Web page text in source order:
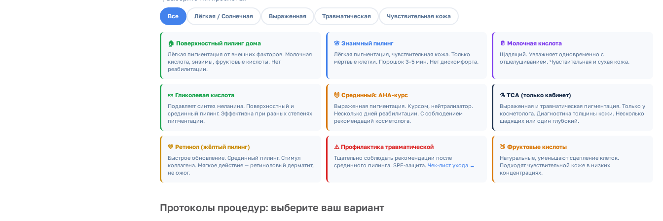
Все Лёгкая / Солнечная Выраженная Травматическая Чувствительная кожа
🏠 Поверхностный пилинг дома
Лёгкая пигментация от внешних факторов. Молочная
кислота, энзимы, фруктовые кислоты. Нет
реабилитации.
🌸 Энзимный пилинг
Лёгкая пигментация, чувствительная кожа. Только
мёртвые клетки. Порошок 3–5 мин. Нет дискомфорта.
🥛 Молочная кислота
Щадящий. Увлажняет одновременно с
отшелушиванием. Чувствительная и сухая кожа.
🍬 Гликолевая кислота
Подавляет синтез меланина. Поверхностный и
срединный пилинг. Эффективна при разных степенях
пигментации.
💆 Срединный: AHA-курс
Выраженная пигментация. Курсом, нейтрализатор.
Несколько дней реабилитации. С соблюдением
рекомендаций косметолога.
⚗️ ТСА (только кабинет)
Выраженная и травматическая пигментация. Только у
косметолога. Диагностика толщины кожи. Несколько
щадящих или один глубокий.
💛 Ретинол (жёлтый пилинг)
Быстрое обновление. Срединный пилинг. Стимул
коллагена. Мягкое действие — ретиноловый дерматит,
не ожог.
⚠️ Профилактика травматической
Тщательно соблюдать рекомендации после
срединного пилинга. SPF-защита. Чек-лист ухода →
🍑 Фруктовые кислоты
Натуральные, уменьшают сцепление клеток.
Подходят чувствительной коже в низких
концентрациях.
Протоколы процедур: выберите ваш вариант